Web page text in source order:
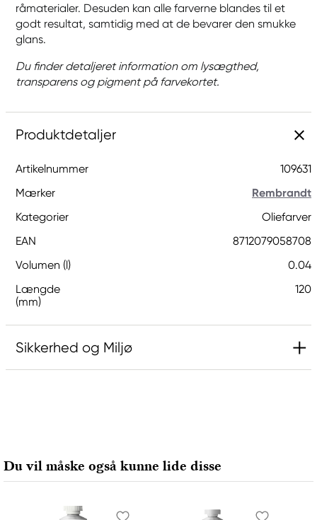
råmaterialer. Desuden kan alle farverne blandes til et
godt resultat, samtidig med at de bevarer den smukke
glans.
Du finder detaljeret information om lysægthed,
transparens og pigment på farvekortet.
Produktdetaljer
Artikelnummer
109631
Mærker
Rembrandt
Kategorier
Oliefarver
EAN
8712079058708
Volumen (l)
0.04
Længde
(mm)
120
Sikkerhed og Miljø
7311 PD Apeldoorn, Netherlands
info@royaltalens.com
Du vil måske også kunne lide disse